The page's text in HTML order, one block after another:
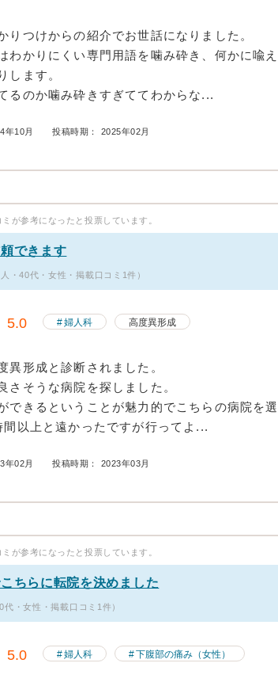
りつけからの紹介でお世話になりました。
わかりにくい専門用語を噛み砕き、何かに喩
します。
るのか噛み砕きすぎててわからな...
年10月 投稿時期： 2025年02月
が参考になったと投票しています。
できます
・40代・女性・掲載口コミ1件）
5.0 婦人科 高度異形成
異形成と診断されました。
さそうな病院を探しました。
できるということが魅力的でこちらの病院を選
間以上と遠かったですが行ってよ...
年02月 投稿時期： 2023年03月
が参考になったと投票しています。
ちらに転院を決めました
・女性・掲載口コミ1件）
5.0 婦人科 下腹部の痛み（女性）